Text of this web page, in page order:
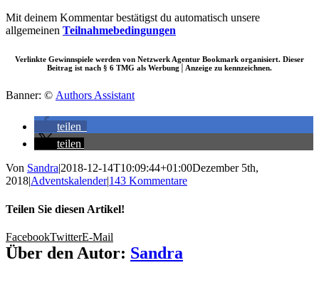
Mit deinem Kommentar bestätigst du automatisch unsere
allgemeinen Teilnahmebedingungen
Verlinkte Gewinnspiele werden von Netzwerk Agentur Bookmark organisiert. Dieser
Beitrag ist nach § 6 TMG als Werbung│Anzeige zu kennzeichnen.
Banner: © Authors Assistant
teilen
teilen
Von Sandra2018-12-14T10:09:44+01:00Dezember 5th,
2018Adventskalender|143 Kommentare
Teilen Sie diesen Artikel!
FacebookTwitterE-Mail
Über den Autor: Sandra